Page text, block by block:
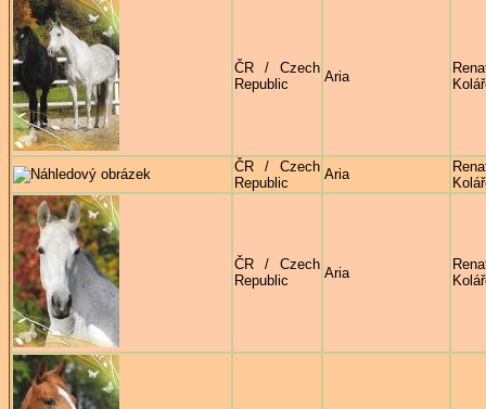
ČR / Czech
Republic
Aria
ČR / Czech
Republic
Aria
ČR / Czech
Republic
Aria